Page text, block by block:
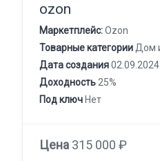
ozon
Маркетплейс:Ozon
Товарные категории Дом
Дата создания02.09.2024
Доходность 25%
Под ключ Нет
Цена 315 000 ₽